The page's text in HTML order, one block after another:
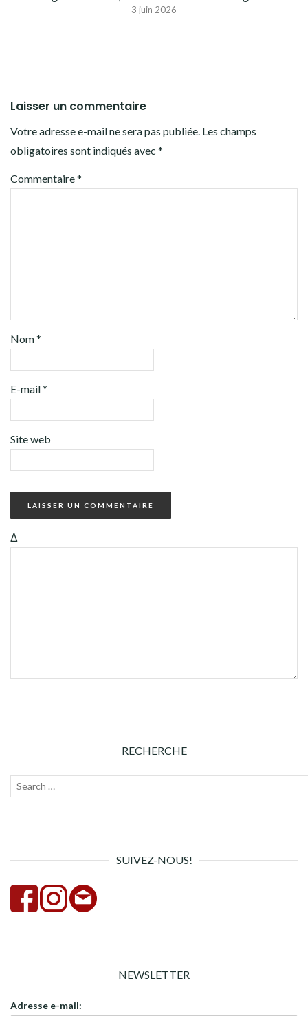
3 juin 2026
Laisser un commentaire
Votre adresse e-mail ne sera pas publiée. Les champs
obligatoires sont indiqués avec *
Commentaire*
Nom*
E-mail*
Site web
Δ
RECHERCHE
Recherche
SUIVEZ-NOUS!
NEWSLETTER
Adresse e-mail: